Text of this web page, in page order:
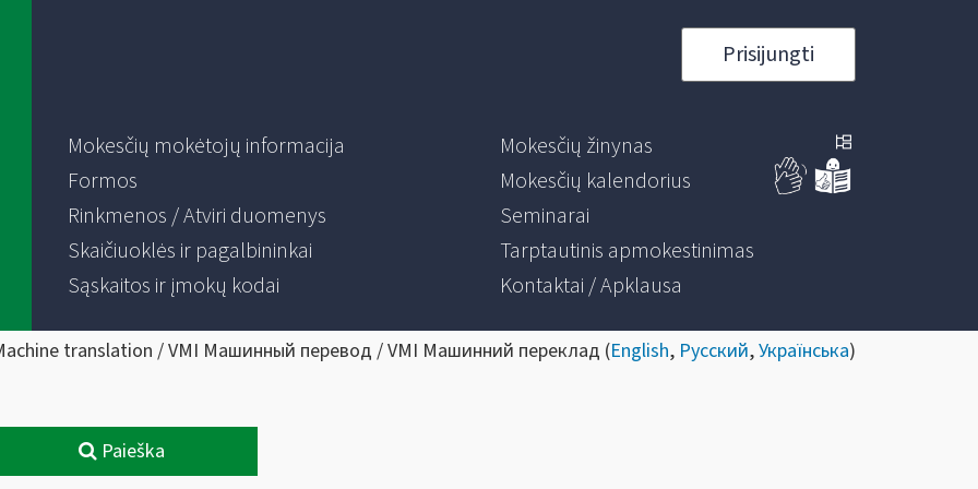
Prisijungti
Mokesčių mokėtojų informacija
Formos
Rinkmenos / Atviri duomenys
Skaičiuoklės ir pagalbininkai
Sąskaitos ir įmokų kodai
Mokesčių žinynas
Mokesčių kalendorius
Seminarai
Tarptautinis apmokestinimas
Kontaktai / Apklausa
translation / VMI Машинный перевод / VMI Машинний переклад (English, Русский,Українська)
Paieška